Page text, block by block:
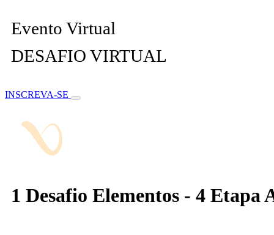
Evento Virtual
DESAFIO VIRTUAL
INSCREVA-SE
1 Desafio Elementos - 4 Etapa